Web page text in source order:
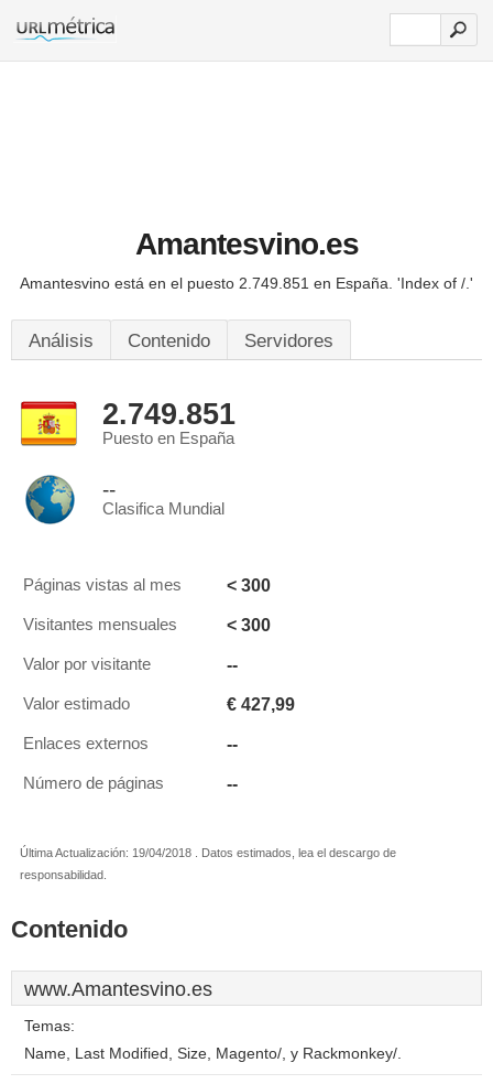
Amantesvino.es
Amantesvino está en el puesto 2.749.851 en España. 'Index of /.'
Análisis Contenido Servidores
2.749.851
Puesto en España
--
Clasifica Mundial
Páginas vistas al mes < 300
Visitantes mensuales < 300
Valor por visitante --
Valor estimado € 427,99
Enlaces externos --
Número de páginas --
Última Actualización: 19/04/2018 . Datos estimados, lea el descargo de
responsabilidad.
Contenido
www.Amantesvino.es
Temas:
Name, Last Modified, Size, Magento/, y Rackmonkey/.